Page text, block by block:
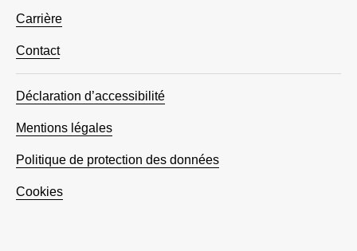
Carrière
Contact
Déclaration d’accessibilité
Mentions légales
Politique de protection des données
Cookies